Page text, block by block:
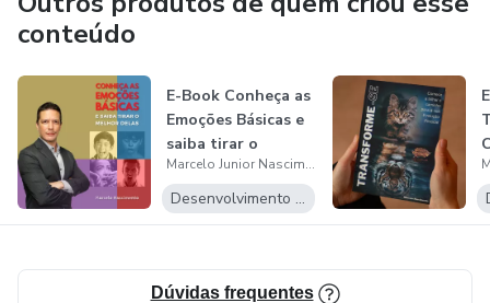
conteúdo
E-Book Conheça as
Emoções Básicas e
saiba tirar o
melhor del...
Marcelo Junior Nascimento de Oliveira
Desenvolvimento Pessoal
Dúvidas frequentes